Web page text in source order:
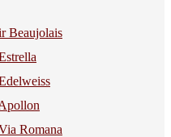
Beaujolais
Romana